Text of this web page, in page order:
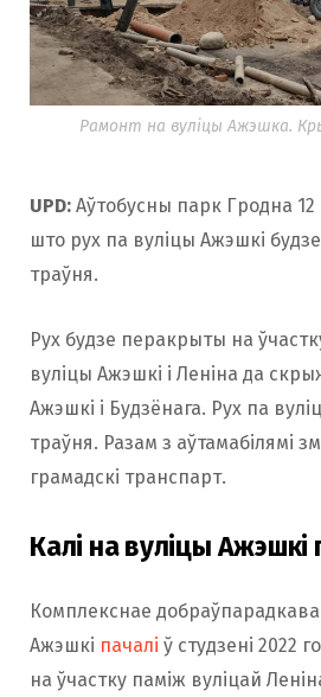
Рамонт на вуліцы Ажэшка.
UPD: Аўтобусны парк Гродна 12
што рух па вуліцы Ажэшкі
траўня.
Рух будзе перакрыты на
вуліцы Ажэшкі і Леніна да
Ажэшкі і Будзёнага. Рух па
траўня. Разам з аўтамабілямі
грамадскі транспарт.
Калі на вуліцы Ажэшкі
Комплекснае
Ажэшкі пачалі ў студзені 2022
на ўчастку паміж вуліцай